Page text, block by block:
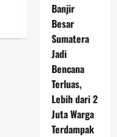
Banjir
Besar
Sumatera
Jadi
Bencana
Terluas,
Lebih dari 2
Juta Warga
Terdampak